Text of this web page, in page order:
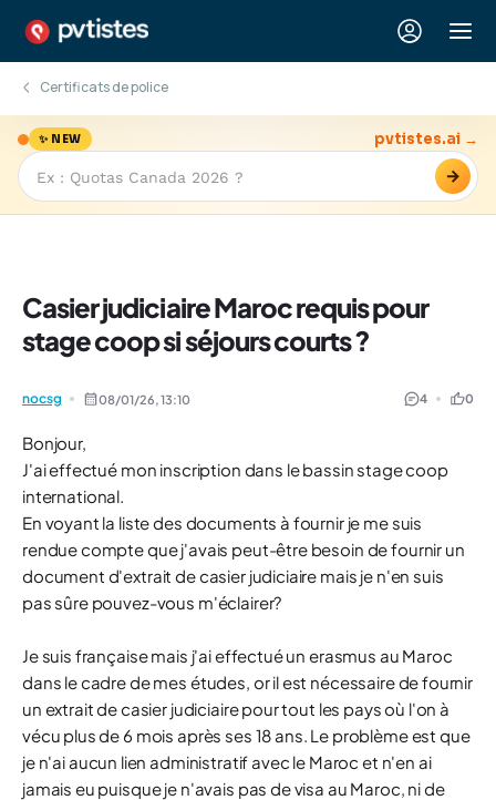
Certificats de police
✨ NEW
→
pvtistes.ai →
Casier judiciaire Maroc requis pour
stage coop si séjours courts ?
nocsg 08/01/26,13:10 4 0
Bonjour,
J'ai effectué mon inscription dans le bassin stage coop
international.
En voyant la liste des documents à fournir je me suis
rendue compte que j'avais peut-être besoin de fournir un
document d'extrait de casier judiciaire mais je n'en suis
pas sûre pouvez-vous m'éclairer?
Je suis française mais j'ai effectué un erasmus au Maroc
dans le cadre de mes études, or il est nécessaire de fournir
un extrait de casier judiciaire pour tout les pays où l'on à
vécu plus de 6 mois après ses 18 ans. Le problème est que
je n'ai aucun lien administratif avec le Maroc et n'en ai
jamais eu puisque je n'avais pas de visa au Maroc, ni de